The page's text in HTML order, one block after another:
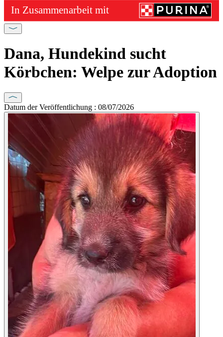
Dana, Hundekind sucht
Körbchen: Welpe zur Adoption
Datum der Veröffentlichung : 08/07/2026